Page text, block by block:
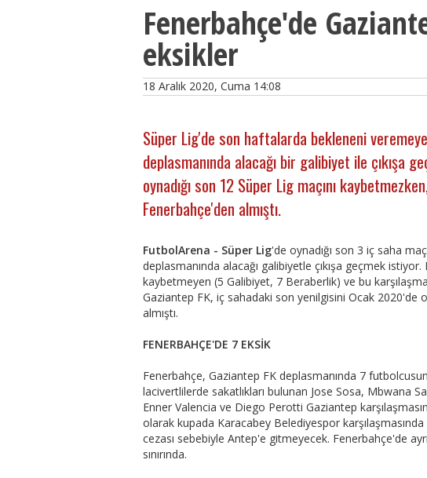
Fenerbahçe'de
eksikler
18 Aralık 2020, Cuma 14:08
Süper Lig'de son haftalarda bekleneni
deplasmanında alacağı bir galibiyet ile çıkışa
oynadığı son 12 Süper Lig maçını
Fenerbahçe'den almıştı.
FutbolArena - Süper Lig'de oynadığı son 3 iç saha
deplasmanında alacağı galibiyetle çıkışa geçmek istiyor.
kaybetmeyen (5 Galibiyet, 7 Beraberlik) ve bu
Gaziantep FK, iç sahadaki son yenilgisini Ocak 2020'de
almıştı.
FENERBAHÇE'DE 7 EKSİK
Fenerbahçe, Gaziantep FK deplasmanında 7
lacivertlilerde sakatlıkları bulunan Jose Sosa, Mbwana
Enner Valencia ve Diego Perotti Gaziantep
olarak kupada Karacabey Belediyespor karşılaşmasında
cezası sebebiyle Antep'e gitmeyecek. Fenerbahçe'de
sınırında.